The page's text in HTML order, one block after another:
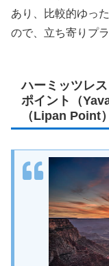
あり、比較的ゆっ
ので、立ち寄りプ
ハーミッツレ
ポイント（
（Lipan Point